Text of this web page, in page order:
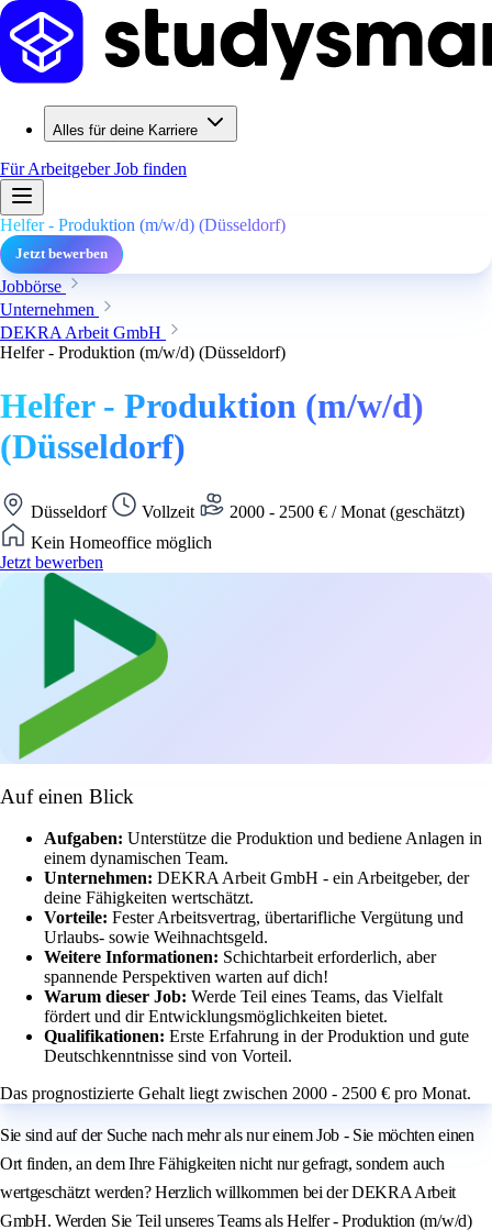
Alles für deine Karriere
Für ArbeitgeberJob finden
Helfer - Produktion (m/w/d) (Düsseldorf)
Jetzt bewerben
Jobbörse
Unternehmen
DEKRA Arbeit GmbH
Helfer - Produktion (m/w/d) (Düsseldorf)
Helfer - Produktion (m/w/d)
(Düsseldorf)
Düsseldorf Vollzeit
2000 - 2500 € / Monat (geschätzt)
Kein Homeoffice möglich
Jetzt bewerben
Auf einen Blick
Aufgaben: Unterstütze die Produktion und bediene Anlagen in
einem dynamischen Team.
Unternehmen: DEKRA Arbeit GmbH - ein Arbeitgeber, der
deine Fähigkeiten wertschätzt.
Vorteile: Fester Arbeitsvertrag, übertarifliche Vergütung und
Urlaubs- sowie Weihnachtsgeld.
Weitere Informationen: Schichtarbeit erforderlich, aber
spannende Perspektiven warten auf dich!
Warum dieser Job: Werde Teil eines Teams, das Vielfalt
fördert und dir Entwicklungsmöglichkeiten bietet.
Qualifikationen: Erste Erfahrung in der Produktion und gute
Deutschkenntnisse sind von Vorteil.
Das prognostizierte Gehalt liegt zwischen 2000 - 2500 € pro Monat.
Sie sind auf der Suche nach mehr als nur einem Job - Sie möchten einen
Ort finden, an dem Ihre Fähigkeiten nicht nur gefragt, sondern auch
wertgeschätzt werden? Herzlich willkommen bei der DEKRA Arbeit
GmbH. Werden Sie Teil unseres Teams als Helfer - Produktion (m/w/d)